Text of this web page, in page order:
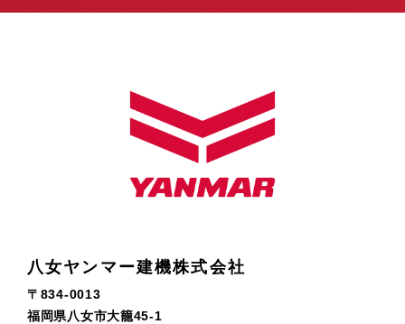
八女ヤンマー建機株式会社
〒834-0013
福岡県八女市大籠45-1